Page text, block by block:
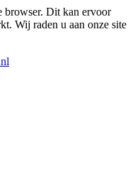
browser. Dit kan ervoor
Wij raden u aan onze site